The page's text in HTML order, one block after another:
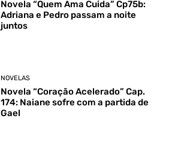
Novela “Quem Ama Cuida” Cp75b:
Adriana e Pedro passam a noite
juntos
NOVELAS
Novela “Coração Acelerado” Cap.
174: Naiane sofre com a partida de
Gael